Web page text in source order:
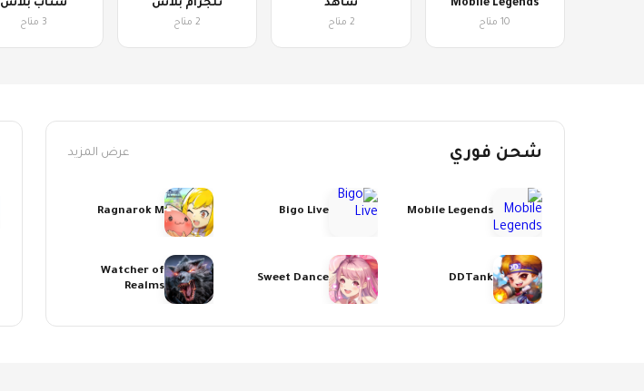
Mobile Legends
10 متاح
شاهد
2 متاح
تلجرام بلاس
2 متاح
سناب بلاس
3 متاح
شحن فوري عرض المزيد
Mobile Legends
Bigo Live
Ragnarok M
DDTank
Sweet Dance
Watcher of
Realms